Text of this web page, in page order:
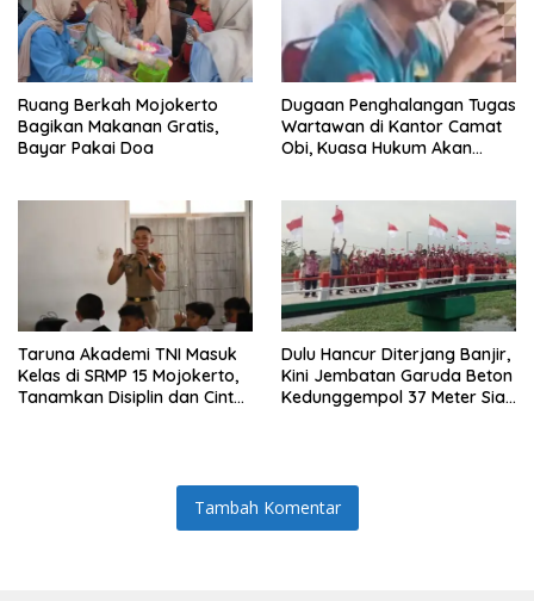
Ruang Berkah Mojokerto
Bagikan Makanan Gratis,
Bayar Pakai Doa
Dugaan Penghalangan Tugas
Wartawan di Kantor Camat
Obi, Kuasa Hukum Akan
Taruna Akademi TNI Masuk
Kelas di SRMP 15 Mojokerto,
Tanamkan Disiplin dan Cinta
Dulu Hancur Diterjang Banjir,
Kini Jembatan Garuda Beton
Kedunggempol 37 Meter Siap
Tambah Komentar